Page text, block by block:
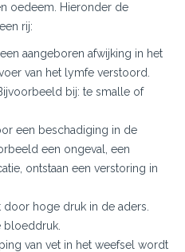
oedeem. Hieronder de
rij:
aangeboren afwijking in het
van het lymfe verstoord.
bij: te smalle of
een beschadiging in de
een ongeval, een
ontstaan een verstoring in
hoge druk in de aders.
bloeddruk.
van vet in het weefsel wordt